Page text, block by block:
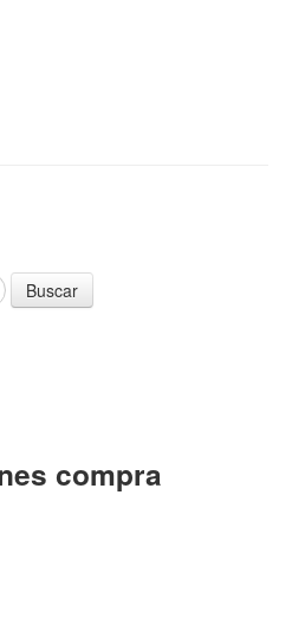
compra